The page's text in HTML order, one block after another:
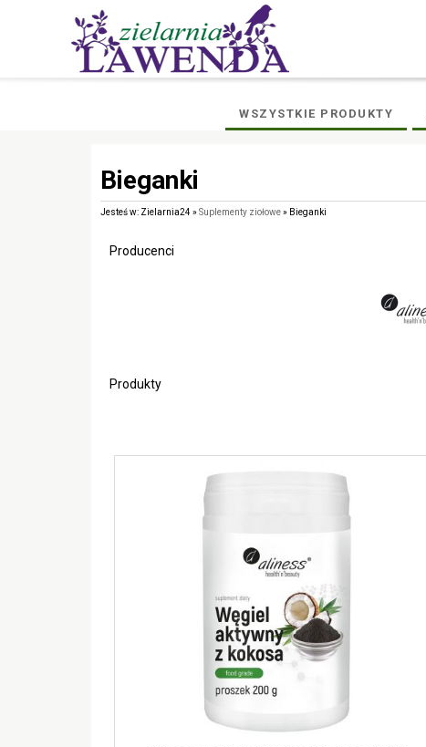
WSZYSTKIE PRODUKTY
Bieganki
Jesteś w: Zielarnia24 »Suplementy ziołowe» Bieganki
Producenci
Produkty